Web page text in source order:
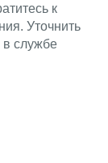
к
Уточнить
в службе